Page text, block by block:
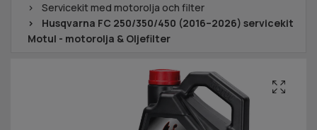
Servicekit med motorolja och filter
Husqvarna FC 250/350/450 (2016–2026) servicekit
Motul - motorolja & Oljefilter